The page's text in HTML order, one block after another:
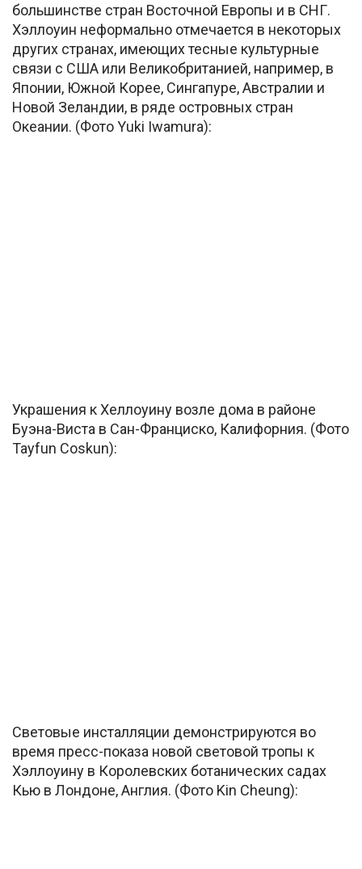
большинстве стран Восточной Европы и в СНГ.
Хэллоуин неформально отмечается в некоторых
других странах, имеющих тесные культурные
связи с США или Великобританией, например, в
Японии, Южной Корее, Сингапуре, Австралии и
Новой Зеландии, в ряде островных стран
Океании. (Фото Yuki Iwamura):
Украшения к Хеллоуину возле дома в районе
Буэна-Виста в Сан-Франциско, Калифорния. (Фото
Tayfun Coskun):
Световые инсталляции демонстрируются во
время пресс-показа новой световой тропы к
Хэллоуину в Королевских ботанических садах
Кью в Лондоне, Англия. (Фото Kin Cheung):